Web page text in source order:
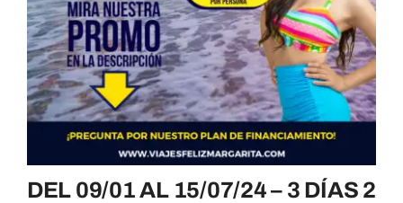
DEL 09/01 AL 15/07/24 – 3 DÍAS 2